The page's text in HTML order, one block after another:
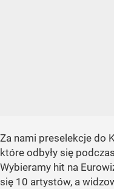
Za nami preselekcje do
które odbyły się
Wybieramy hit na
się 10 artystów, a